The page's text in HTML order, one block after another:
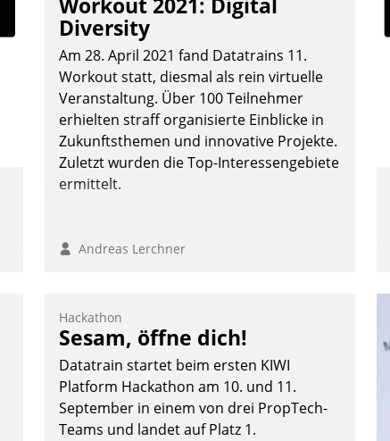
Diversity
Am 28. April 2021 fand Datatrains 11.
Workout statt, diesmal als rein virtuelle
Veranstaltung. Über 100 Teilnehmer
erhielten straff organisierte Einblicke in
Zukunftsthemen und innovative Projekte.
Zuletzt wurden die Top-Interessengebiete
ermittelt.
Andreas Lerchner
Hackathon
Sesam, öffne dich!
Datatrain startet beim ersten KIWI
Platform Hackathon am 10. und 11.
September in einem von drei PropTech-
Teams und landet auf Platz 1.